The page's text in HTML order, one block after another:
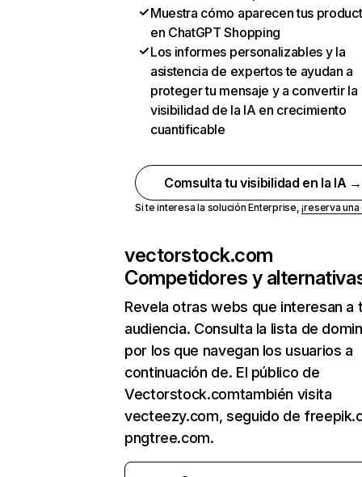
Muestra cómo aparecen tus
en ChatGPT Shopping
Los informes personalizables y la
asistencia de expertos te ayudan a
proteger tu mensaje y a convertir la
visibilidad de la IA en crecimiento
cuantificable
Comsulta tu visibilidad en la IA →
Si te interesa la solución Enterprise,¡reserva
vectorstock.com
Competidores y
Revela otras webs que interesan a
audiencia. Consulta la lista de
por los que navegan los usuarios a
continuación de. El público de
Vectorstock.comtambién visita
vecteezy.com, seguido de
pngtree.com.